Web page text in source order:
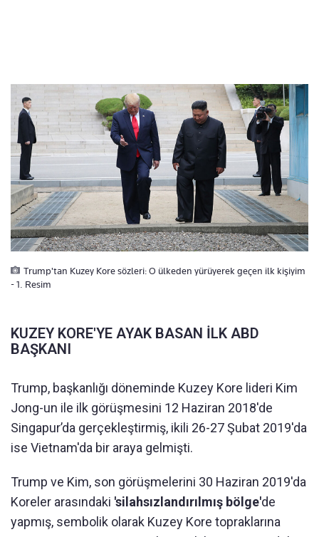
Trump'tan Kuzey Kore sözleri: O ülkeden yürüyerek geçen ilk kişiyim
- 1. Resim
KUZEY KORE'YE AYAK BASAN İLK ABD
BAŞKANI
Trump, başkanlığı döneminde Kuzey Kore lideri Kim
Jong-un ile ilk görüşmesini 12 Haziran 2018'de
Singapur’da gerçekleştirmiş, ikili 26-27 Şubat 2019'da
ise Vietnam'da bir araya gelmişti.
Trump ve Kim, son görüşmelerini 30 Haziran 2019'da
Koreler arasındaki 'silahsızlandırılmış bölge'de
yapmış, sembolik olarak Kuzey Kore topraklarına